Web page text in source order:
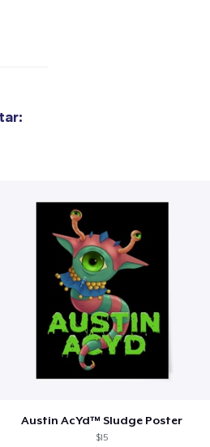
Austin AcYd™ Sludge Poster
$15
Continuar Comprando